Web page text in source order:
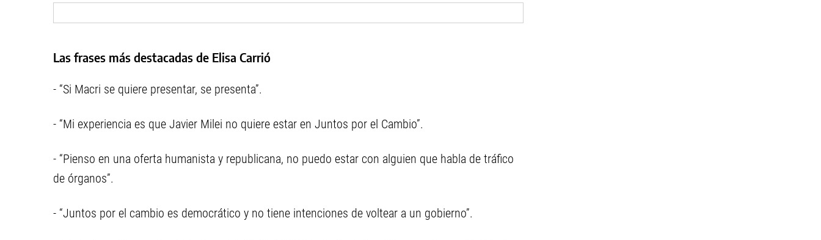
Las frases más destacadas de Elisa Carrió
- “Si Macri se quiere presentar, se presenta”.
- “Mi experiencia es que Javier Milei no quiere estar en Juntos por el Cambio”.
- “Pienso en una oferta humanista y republicana, no puedo estar con alguien que habla de tráfico
de órganos”.
- “Juntos por el cambio es democrático y no tiene intenciones de voltear a un gobierno”.